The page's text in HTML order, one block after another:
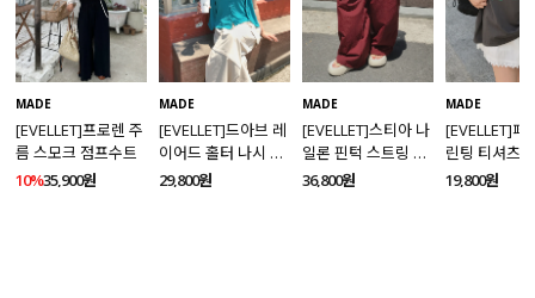
MADE
[EVELLET]프로렌 주
름 스모크 점프수트
10%35,900원
MADE
[EVELLET]드아브 레
이어드 홀터 나시 가
디건 티셔츠
29,800원
MADE
[EVELLET]스티아 나
일론 핀턱 스트링 커
브드 밴딩팬츠
36,800원
MADE
[EVELLET]페
린팅 티셔츠
19,800원